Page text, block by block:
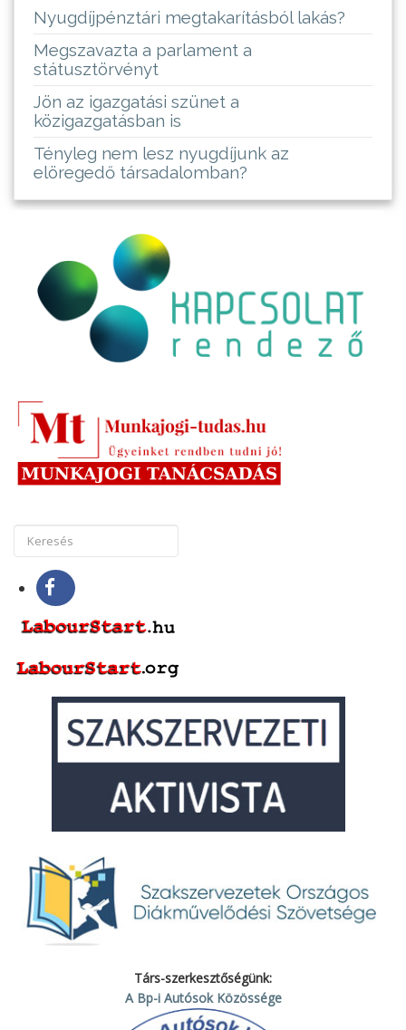
Nyugdíjpénztári megtakarításból lakás?
Megszavazta a parlament a
státusztörvényt
Jön az igazgatási szünet a
közigazgatásban is
Tényleg nem lesz nyugdíjunk az
elöregedő társadalomban?
Társ-szerkesztőségünk:
A Bp-i Autósok Közössége